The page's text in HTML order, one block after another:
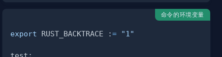
命令的环境变量
export RUST_BACKTRACE := "1"